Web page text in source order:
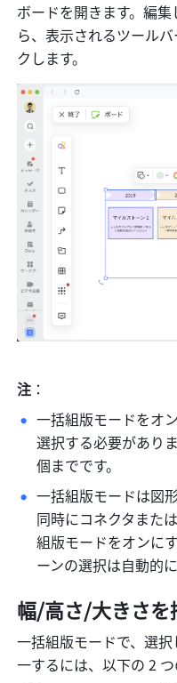
ボードを開きます。編
ら、表示されるツールバ
クします。
注 ：
一括組版モードをオ
選択する必要があり
個までです。
一括組版モードは図
同時にコネクタまた
組版モードをオンに
ーンの選択は自動的
幅/高さ/大きさを
一括組版モードで、選
一するには、以下の 2 つ